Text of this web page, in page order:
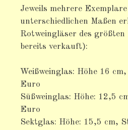
Jeweils mehrere
unterschiedlichen Maßen
Rotweingläser des
bereits verkauft):
Weißweinglas: Höhe 16
Euro
Süßweinglas: Höhe: 12,5
Euro
Sektglas: Höhe: 15,5 cm,